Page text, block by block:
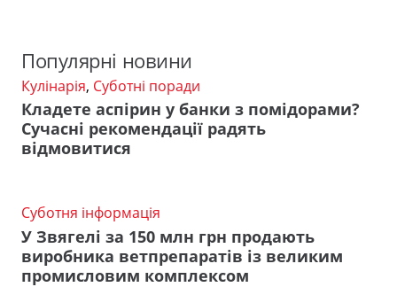
Популярні новини
Кулінарія, Суботні поради
Кладете аспірин у банки з помідорами?
Сучасні рекомендації радять
відмовитися
Суботня інформація
У Звягелі за 150 млн грн продають
виробника ветпрепаратів із великим
промисловим комплексом